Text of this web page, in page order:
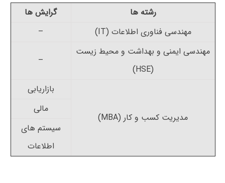
رشته ها
گرایش ها
مهندسی فناوری اطلاعات (IT)
–
مهندسی ایمنی و بهداشت و محیط زیست
(HSE)
–
مدیریت کسب و کار (MBA)
بازاریابی
مالی
سیستم های
اطلاعات